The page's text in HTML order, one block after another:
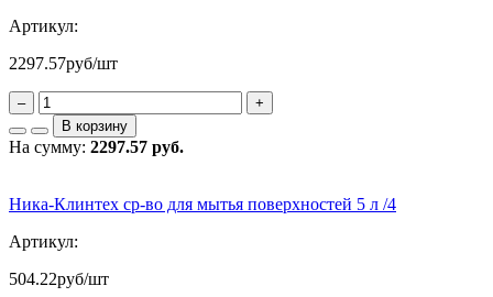
Артикул:
2297.57руб/шт
–
+
В корзину
На сумму: 2297.57 руб.
Ника-Клинтех ср-во для мытья поверхностей 5 л /4
Артикул:
504.22руб/шт